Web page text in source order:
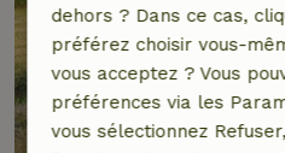
dehors ? Dans ce cas,
préférez choisir vous-
vous acceptez ? Vous
préférences via les
vous sélectionnez